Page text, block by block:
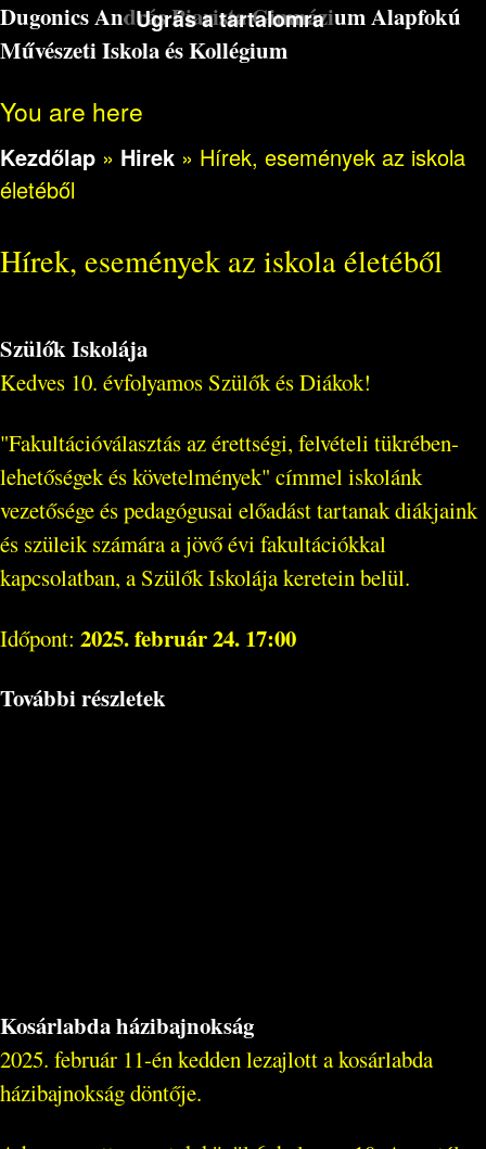
Ugrás a tartalomra
Dugonics András Piarista Gimnázium Alapfokú
Művészeti Iskola és Kollégium
You are here
Kezdőlap » Hirek » Hírek, események az iskola
életéből
Hírek, események az iskola életéből
Szülők Iskolája
Kedves 10. évfolyamos Szülők és Diákok!
"Fakultációválasztás az érettségi, felvételi tükrében-
lehetőségek és követelmények" címmel iskolánk
vezetősége és pedagógusai előadást tartanak diákjaink
és szüleik számára a jövő évi fakultációkkal
kapcsolatban, a Szülők Iskolája keretein belül.
Időpont: 2025. február 24. 17:00
További részletek
Kosárlabda házibajnokság
2025. február 11-én kedden lezajlott a kosárlabda
házibajnokság döntője.